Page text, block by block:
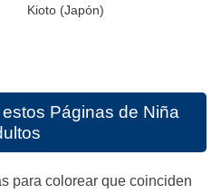
Kioto (Japón)
Páginas de Niña
para colorear que coinciden